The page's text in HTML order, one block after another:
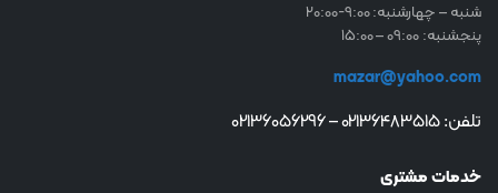
شنبه – چهارشنبه: 9:00-20:00
پنجشنبه: 09:00 – 15:00
mazar@yahoo.com
تلفن: 02136483515 – 02136056296
خدمات مشتری